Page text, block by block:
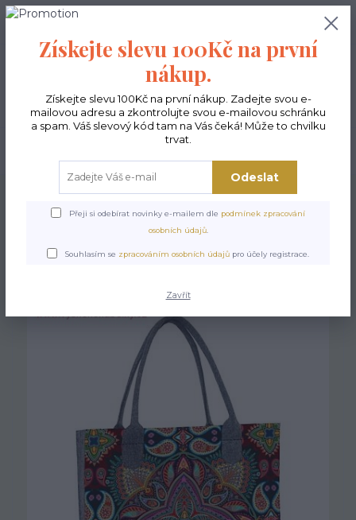
0,00 Kč
Kabelky ekologické Kabelky velké Kabelky Lady
Kabelka Lady - Polka
Získejte slevu 100Kč na první
nákup.
Získejte slevu 100Kč na první nákup. Zadejte svou e-
mailovou adresu a zkontrolujte svou e-mailovou schránku
a spam. Váš slevový kód tam na Vás čeká! Může to chvilku
trvat.
Odeslat
Přeji si odebírat novinky e-mailem dle podmínek zpracování
osobních údajů.
Souhlasím se zpracováním osobních údajů pro účely registrace.
Zavřít